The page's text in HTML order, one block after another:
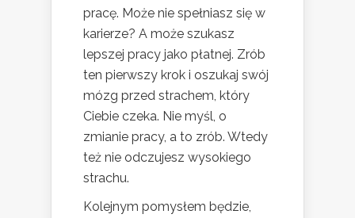
pracę. Może nie spełniasz się w
karierze? A może szukasz
lepszej pracy jako płatnej. Zrób
ten pierwszy krok i oszukaj swój
mózg przed strachem, który
Ciebie czeka. Nie myśl, o
zmianie pracy, a to zrób. Wtedy
też nie odczujesz wysokiego
strachu.
Kolejnym pomysłem będzie,